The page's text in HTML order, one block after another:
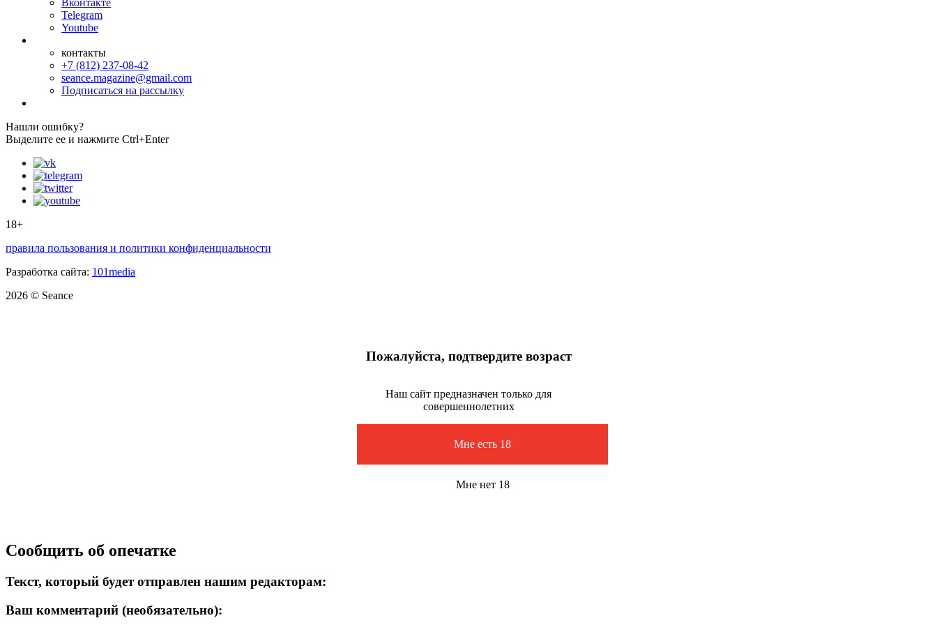
Telegram
Youtube
контакты
+7 (812) 237-08-42
seance.magazine@gmail.com
Подписаться на рассылку
Нашли ошибку?
Выделите ее и нажмите Ctrl+Enter
18+
правила пользования и политики конфиденциальности
Разработка сайта: 101media
2026 © Seance
Пожалуйста, подтвердите возраст
Наш сайт предназначен только для
совершеннолетних
Мне есть 18
Мне нет 18
Сообщить об опечатке
Текст, который будет отправлен нашим редакторам:
Ваш комментарий (необязательно):